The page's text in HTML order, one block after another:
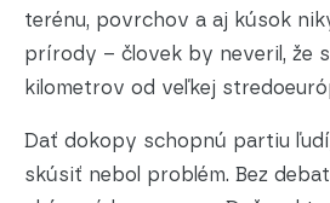
terénu, povrchov a aj kúsok
prírody – človek by neveril, že
kilometrov od veľkej
Dať dokopy schopnú partiu
skúsiť nebol problém. Bez